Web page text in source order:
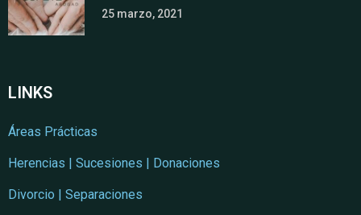
25 marzo, 2021
LINKS
Áreas Prácticas
Herencias | Sucesiones | Donaciones
Divorcio | Separaciones